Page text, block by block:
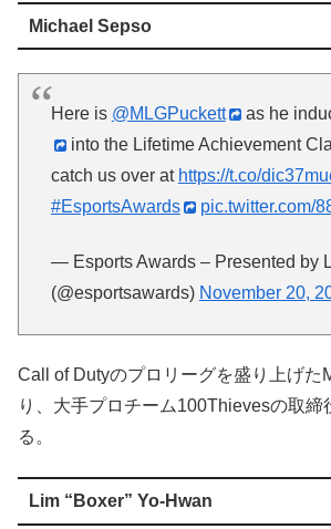
Michael Sepso
Here is @MLGPuckett as he
into the Lifetime Achievement
catch us over at https://t.co/
#EsportsAwards
pic.twitter.com/
— Esports Awards – Presented by
(@esportsawards) November 20,
Call of Dutyのプロリーグを盛り上げた
り、大手プロチーム100Thievesの取締
る。
Lim “Boxer” Yo-Hwan